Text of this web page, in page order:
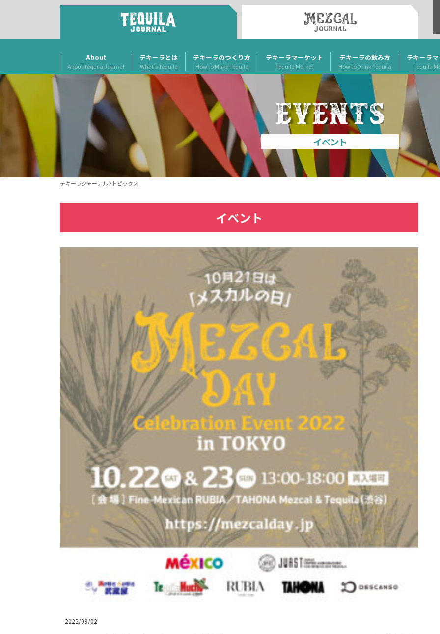
About
About Tequila Journal
テキーラとは
What’s Tequila
テキーラのつくり方
How to Make Tequila
テキーラマーケット
Tequila Market
テキーラの飲み方
How to Drink Tequila
テキーラ
Tequila
イベント
テキーラジャーナル トピックス
イベント
2022/09/02